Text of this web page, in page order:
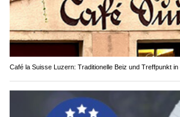
Café la Suisse Luzern: Traditionelle Beiz und Treffpunkt in